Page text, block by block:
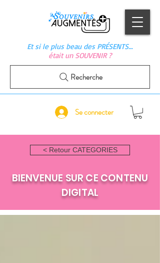
Et si le plus beau des PRÉSENTS…
était un SOUVENIR ?
Se connecter
Recherche
< Retour CATEGORIES
BIENVENUE SUR CE CONTENU
DIGITAL